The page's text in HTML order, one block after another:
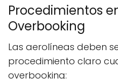
Procedimientos
Overbooking
Las aerolíneas deben
procedimiento claro
overbooking: